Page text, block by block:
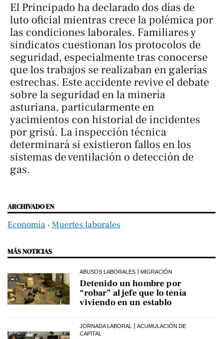
El Principado ha declarado dos días de
luto oficial mientras crece la polémica por
las condiciones laborales. Familiares y
sindicatos cuestionan los protocolos de
seguridad, especialmente tras conocerse
que los trabajos se realizaban en galerías
estrechas. Este accidente revive el debate
sobre la seguridad en la minería
asturiana, particularmente en
yacimientos con historial de incidentes
por grisú. La inspección técnica
determinará si existieron fallos en los
sistemas de ventilación o detección de
gas.
ARCHIVADO EN
Economía ‧ Muertes laborales
MÁS NOTICIAS
ABUSOS LABORALES MIGRACIÓN
Detenido un hombre por
“robar” al jefe que lo tenía
viviendo en un establo
JORNADA LABORAL
ACUMULACIÓN DE
CAPITAL